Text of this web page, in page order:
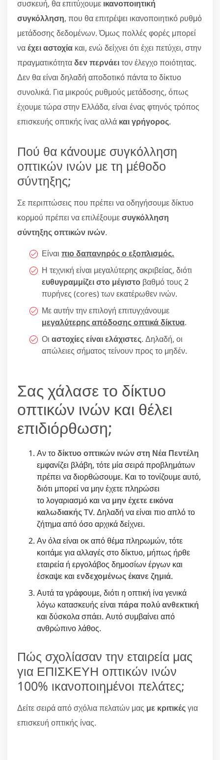
συσκευή, θα επιτύχουμε ικανοποιητική
συγκόλληση, που θα επιτρέψει ικανοποιητικό ρυθμό
μετάδοσης δεδομένων. Όμως πολλές φορές μπορεί
ναέχει αστοχία και, ενώ δείχνει ότι έχει πετύχει, στην
πραγματικότηταδεν περνάειτον έλεγχο ποιότητας.
Δεν θα είναι δηλαδή αποδοτικό πάντα το δίκτυο
συνολικά. Για μικρούς ρυθμούς μετάδοσης, όπως
έχουμε τώρα στην Ελλάδα, είναι ένας φτηνός τρόπος
επισκευής οπτικής ίνας αλλά και γρήγορος.
Πού θα κάνουμε συγκόλληση
οπτικών ινών με τη μέθοδο
σύντηξης;
Σε περιπτώσεις που πρέπει να οδηγήσουμε δίκτυο
κορμού πρέπει να επιλέξουμεσυγκόλληση
σύντηξης οπτικών ινών.
Είναι πιο δαπανηρός ο εξοπλισμός.
Η τεχνική είναι μεγαλύτερης ακριβείας, διότι
ευθυγραμμίζει στο μέγιστο βαθμό τους 2
πυρήνες (cores) των εκατέρωθεν ινών.
Με αυτήν την επιλογή επιτυγχάνουμε
μεγαλύτερης απόδοσης οπτικά δίκτυα.
Οι αστοχίες είναι ελάχιστες. Δηλαδή, οι
απώλειες σήματος τείνουν προς το μηδέν.
Σας χάλασε το δίκτυο
οπτικών ινών και θέλει
επιδιόρθωση;
Αν τοδίκτυο οπτικών ινών στη Νέα Πεντέλη
εμφανίζει βλάβη, τότε μία σειρά προβλημάτων
πρέπει να διορθώσουμε. Και το τονίζουμε αυτό,
διότι μπορεί να μην έχετε πληρώσει
το λογαριασμό και να μην έχετε εικόνα
καλωδιακήςTV. Δηλαδή να είναι πιο απλό το
ζήτημα από όσο αρχικά δείχνει.
Αν όλα είναι οκ από θέμα πληρωμών, τότε
κοιτάμε για αλλαγές στο δίκτυο, μήπως ήρθε
εταιρεία ή εργολάβος δημοσίων έργων και
έσκαψε και ενδεχομένως έκανε ζημιά.
Αυτά τα γράφουμε, διότι η οπτική ίνα γενικά
λόγω κατασκευής είναι πάρα πολύ ανθεκτική
και δύσκολα σπάει. Αυτό συμβαίνει από
ανθρώπινο λάθος.
Πώς σχολίασαν την εταιρεία μας
για ΕΠΙΣΚΕΥΗ οπτικών ινών
100% ικανοποιημένοι πελάτες;
Δείτε σειρά από σχόλια πελατών μας με κριτικέςγια
επισκευή οπτικής ίνας.